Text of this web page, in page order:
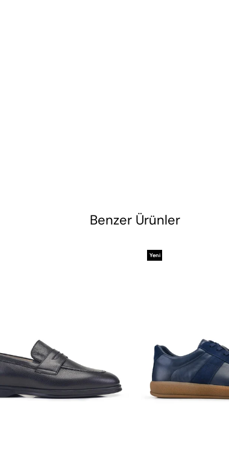
Benzer Ürünler
Yeni